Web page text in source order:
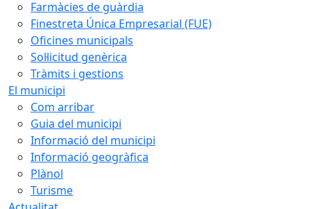
Farmàcies de guàrdia
Finestreta Única Empresarial (FUE)
Oficines municipals
Sol·licitud genèrica
Tràmits i gestions
El municipi
Com arribar
Guia del municipi
Informació del municipi
Informació geogràfica
Plànol
Turisme